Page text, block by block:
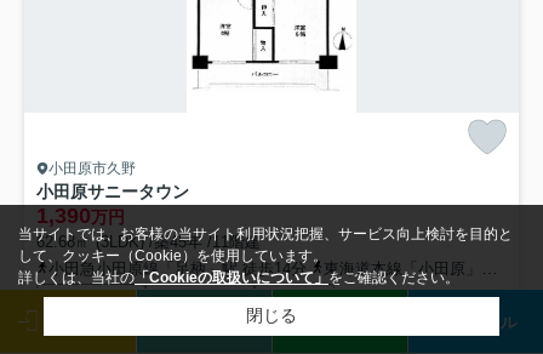
来店予約 メール
小田原市久野
小田原サニータウン
1,390万円
62.68㎡ (3LDK) /築45年 /11階建
小田急小田原線「足柄」駅 徒歩14分
東海道本線「小田原」駅 徒歩21分
エレベーター 閑静な住宅地 公共下水
当サイトでは、お客様の当サイト利用状況把握、サービス向上検討を目的と
して、クッキー（Cookie）を使用しています。
詳しくは、当社の「Cookieの取扱いについて」をご確認ください。
閉じる